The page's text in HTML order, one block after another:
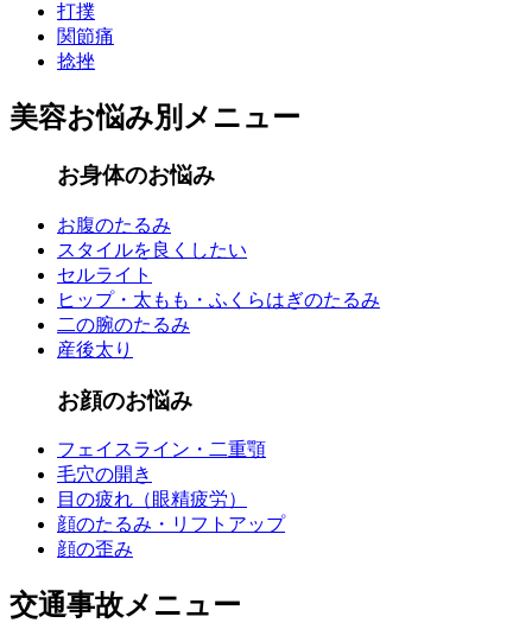
打撲
関節痛
捻挫
美容お悩み別メニュー
お身体のお悩み
お腹のたるみ
スタイルを良くしたい
セルライト
ヒップ・太もも・ふくらはぎのたるみ
二の腕のたるみ
産後太り
お顔のお悩み
フェイスライン・二重顎
毛穴の開き
目の疲れ（眼精疲労）
顔のたるみ・リフトアップ
顔の歪み
交通事故メニュー